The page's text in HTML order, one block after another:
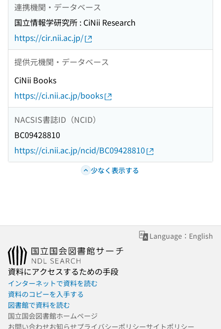
連携機関・データベース
国立情報学研究所 : CiNii Research
https://cir.nii.ac.jp/
提供元機関・データベース
CiNii Books
https://ci.nii.ac.jp/books
NACSIS書誌ID（NCID）
BC09428810
https://ci.nii.ac.jp/ncid/BC09428810
少なく表示する
Language：English
資料にアクセスするための手段
インターネットで資料を読む
資料のコピーを入手する
図書館で資料を読む
国立国会図書館ホームページ
お問い合わせお知らせプライバシーポリシーサイトポリシー